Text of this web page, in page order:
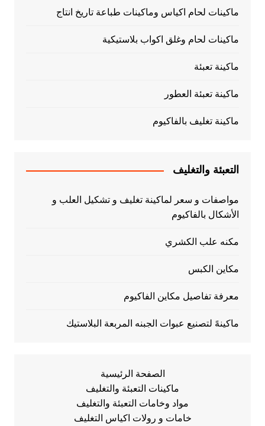
ماكينات لحام اكياس وماكينات طباعة تاريخ انتاج
ماكينات لحام وغلق اكواب بلاستيكية
ماكينة تعبئة
ماكينة تعبئة العطور
ماكينة تغليف بالفاكيوم
التعبئة والتغليف
مواصفات و سعر لماكينة تغليف و تشكيل العلب و
الأشكال بالفاكيوم
مكنه علب الكشري
مكاين الكبس
معرفة تفاصيل مكاين الفاكيوم
ماكينهً لتصنيع عبوات الجبنه المربعة البلاستيك
الصفحة الرئيسية
ماكينات التعبئة والتغليف
مواد وخامات التعبئة والتغليف
خامات و رولات اكياس التغليف